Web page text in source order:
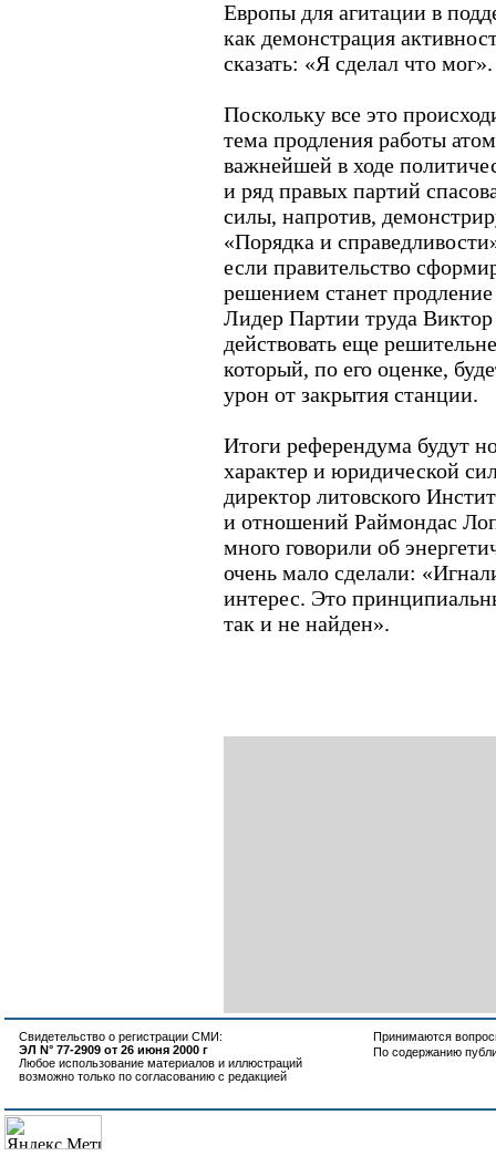
Европы для агитации в
как демонстрация
сказать: «Я сделал что мог».
Поскольку все это
тема продления работы
важнейшей в ходе
и ряд правых партий
силы, напротив,
«Порядка и
если правительство
решением станет
Лидер Партии труда Виктор
действовать еще
который, по его оценке,
урон от закрытия станции.
Итоги референдума будут
характер и юридической
директор литовского
и отношений Раймондас
много говорили об
очень мало сделали:
интерес. Это
так и не найден».
Свидетельство о регистрации СМИ:
ЭЛ N° 77-2909 от 26 июня 2000 г
Любое использование материалов и иллюстраций
возможно только по согласованию с редакцией
Принимаются
По содержанию